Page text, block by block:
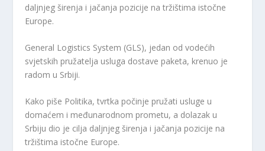
daljnjeg širenja i jačanja pozicije na tržištima istočne
Europe.
General Logistics System (GLS), jedan od vodećih
svjetskih pružatelja usluga dostave paketa, krenuo je
radom u Srbiji.
Kako piše Politika, tvrtka počinje pružati usluge u
domaćem i međunarodnom prometu, a dolazak u
Srbiju dio je cilja daljnjeg širenja i jačanja pozicije na
tržištima istočne Europe.